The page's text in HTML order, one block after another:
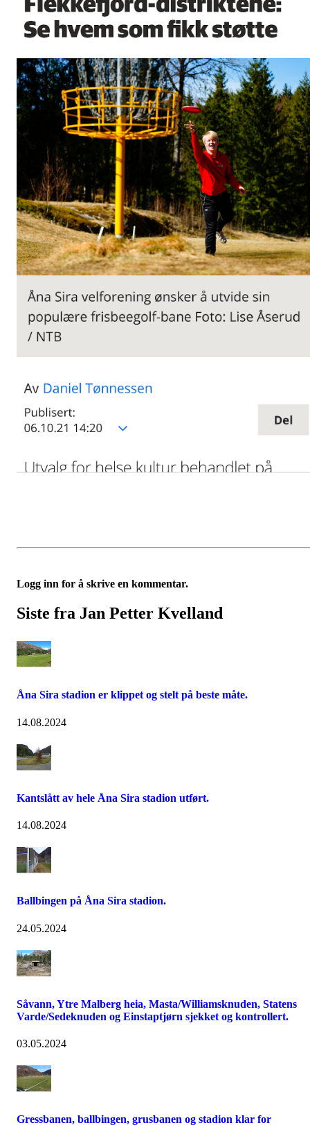
Logg inn for å skrive en kommentar.
Siste fra Jan Petter Kvelland
Åna Sira stadion er klippet og stelt på beste måte.
14.08.2024
Kantslått av hele Åna Sira stadion utført.
14.08.2024
Ballbingen på Åna Sira stadion.
24.05.2024
Såvann, Ytre Malberg heia, Masta/Williamsknuden, Statens
Varde/Sedeknuden og Einstaptjørn sjekket og kontrollert.
03.05.2024
Gressbanen, ballbingen, grusbanen og stadion klar for